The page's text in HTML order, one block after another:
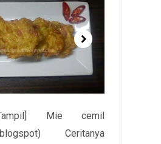
Mie cemil
Ceritanya